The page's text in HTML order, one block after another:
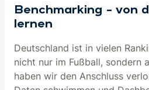
Benchmarking – von
lernen
Deutschland ist in vielen
nicht nur im Fußball, sondern
haben wir den Anschluss